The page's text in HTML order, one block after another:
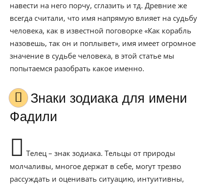
навести на него порчу, сглазить и тд. Древние же
всегда считали, что имя напрямую влияет на судьбу
человека, как в известной поговорке «Как корабль
назовешь, так он и поплывет», имя имеет огромное
значение в судьбе человека, в этой статье мы
попытаемся разобрать какое именно.
Знаки зодиака для имени
Фадили
Телец – знак зодиака. Тельцы от природы
молчаливы, многое держат в себе, могут трезво
рассуждать и оценивать ситуацию, интуитивны,